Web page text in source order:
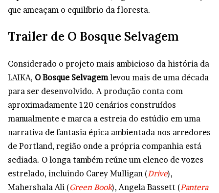
que ameaçam o equilíbrio da floresta.
Trailer de O Bosque Selvagem
Considerado o projeto mais ambicioso da história da
LAIKA, O Bosque Selvagemlevou mais de uma década
para ser desenvolvido. A produção conta com
aproximadamente 120 cenários construídos
manualmente e marca a estreia do estúdio em uma
narrativa de fantasia épica ambientada nos arredores
de Portland, região onde a própria companhia está
sediada. O longa também reúne um elenco de vozes
estrelado, incluindo Carey Mulligan (Drive),
Mahershala Ali (Green Book), Angela Bassett (Pantera